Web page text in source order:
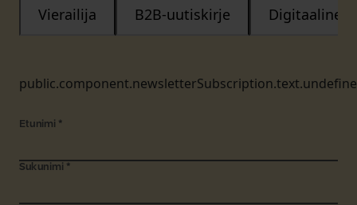
Vierailija B2B-uutiskirje Digitaalinen
Etunimi *
Sukunimi *